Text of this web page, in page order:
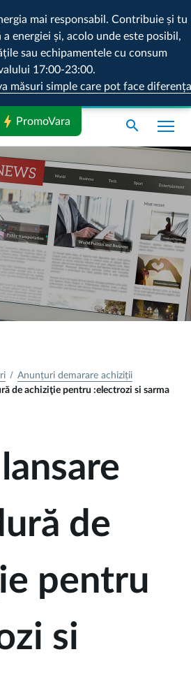
mai responsabil. Contribuie și tu
a energiei și, acolo unde este posibil,
sau echipamentele cu consum
17:00-23:00.
măsuri simple care pot face diferența
search
Anunțuri demarare achiziții
de achiziţie pentru :electrozi si sarma
de
pentru
si
bolt PromoVara